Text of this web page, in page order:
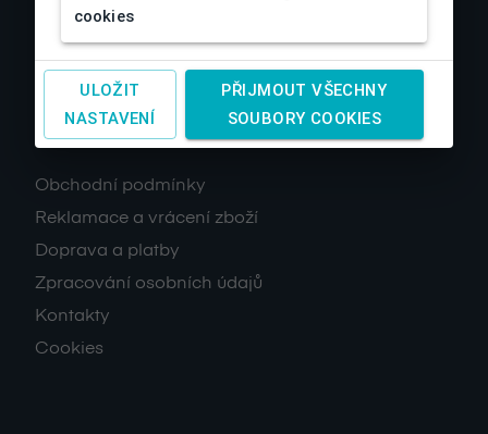
O nás
Obchodní podmínky
Reklamace a vrácení zboží
Doprava a platby
Zpracování osobních údajů
Kontakty
Cookies
cookies
ULOŽIT
NASTAVENÍ
PŘIJMOUT VŠECHNY
SOUBORY COOKIES